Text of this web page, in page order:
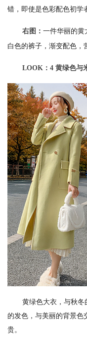
错，即使是色彩配色初学
右图： 一件华丽的黄
白色的裤子，渐变配色，
LOOK：4 黄绿色与
黄绿色大衣，与秋
的发色，与美丽的背景
贵。